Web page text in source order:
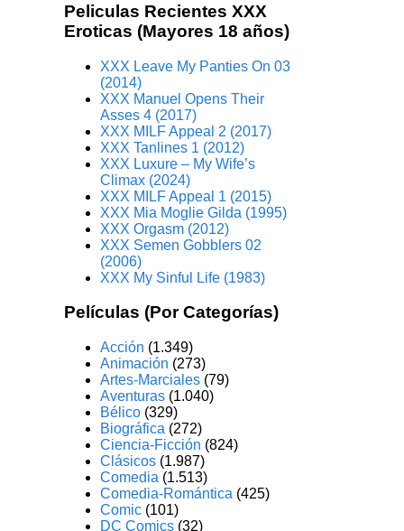
Peliculas Recientes XXX
Eroticas (Mayores 18 años)
XXX Leave My Panties On 03
(2014)
XXX Manuel Opens Their
Asses 4 (2017)
XXX MILF Appeal 2 (2017)
XXX Tanlines 1 (2012)
XXX Luxure – My Wife’s
Climax (2024)
XXX MILF Appeal 1 (2015)
XXX Mia Moglie Gilda (1995)
XXX Orgasm (2012)
XXX Semen Gobblers 02
(2006)
XXX My Sinful Life (1983)
Películas (Por Categorías)
Acción (1.349)
Animación (273)
Artes-Marciales (79)
Aventuras (1.040)
Bélico (329)
Biográfica (272)
Ciencia-Ficción (824)
Clásicos (1.987)
Comedia (1.513)
Comedia-Romántica (425)
Comic (101)
DC Comics (32)